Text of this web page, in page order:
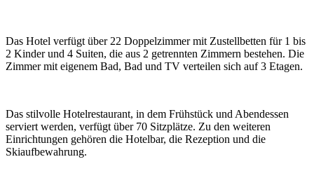
Das Hotel verfügt über 22 Doppelzimmer mit Zustellbetten für 1 bis
2 Kinder und 4 Suiten, die aus 2 getrennten Zimmern bestehen. Die
Zimmer mit eigenem Bad, Bad und TV verteilen sich auf 3 Etagen.
Das stilvolle Hotelrestaurant, in dem Frühstück und Abendessen
serviert werden, verfügt über 70 Sitzplätze. Zu den weiteren
Einrichtungen gehören die Hotelbar, die Rezeption und die
Skiaufbewahrung.